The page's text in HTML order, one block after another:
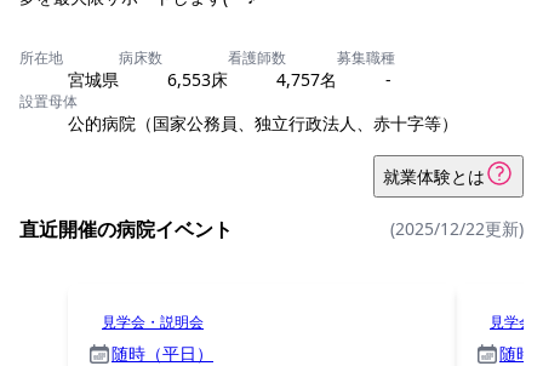
所在地
宮城県
病床数
6,553床
看護師数
4,757名
募集職種
-
設置母体
公的病院（国家公務員、独立行政法人、赤十字等）
就業体験とは
直近開催の病院イベント (2025/12/22更新)
見学会・説明会
随時（平日）
見学会
随時